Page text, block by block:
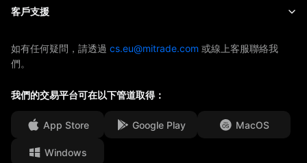
EBook
關於Mitrade
獎項及榮譽
媒體中心
工作機會
法律文件
客戶支援
幫助中心
常見問題
如有任何疑問，請透過 cs.eu@mitrade.com 或線上客服聯絡我
們。
我們的交易平台可在以下管道取得：
App Store Google Play MacOS
Windows